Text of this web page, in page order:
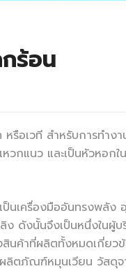
ร้อน
หรือเวที สำหรับการทำง
กแนว และเป็นหัวหอก
นเครื่องมืออันทรงพลัง
ดังนั้นจึงเป็นหนึ่งในผู้
สินค้าที่ผลิตทั้งหมดเกี่ย
ลิตภัณฑ์หมุนเวียน วัสดุ